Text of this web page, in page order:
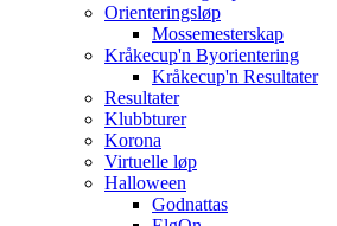
Orienteringsløp
Mossemesterskap
Kråkecup'n Byorientering
Kråkecup'n Resultater
Resultater
Klubbturer
Korona
Virtuelle løp
Halloween
Godnattas